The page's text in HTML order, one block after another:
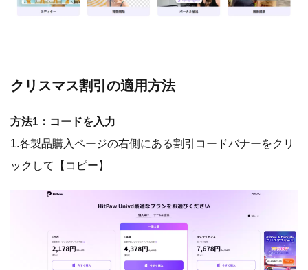
クリスマス割引の適用方法
方法1：コードを入力
1.各製品購入ページの右側にある割引コードバナーをクリ
ックして【コピー】